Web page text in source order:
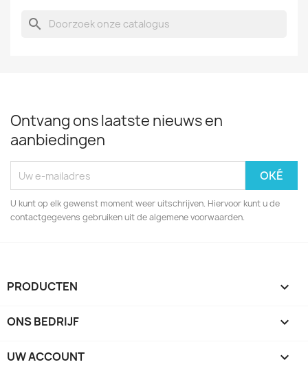
search
Ontvang ons laatste nieuws en
aanbiedingen
U kunt op elk gewenst moment weer uitschrijven. Hiervoor kunt u de
contactgegevens gebruiken uit de algemene voorwaarden.
PRODUCTEN 
ONS BEDRIJF 
UW ACCOUNT 